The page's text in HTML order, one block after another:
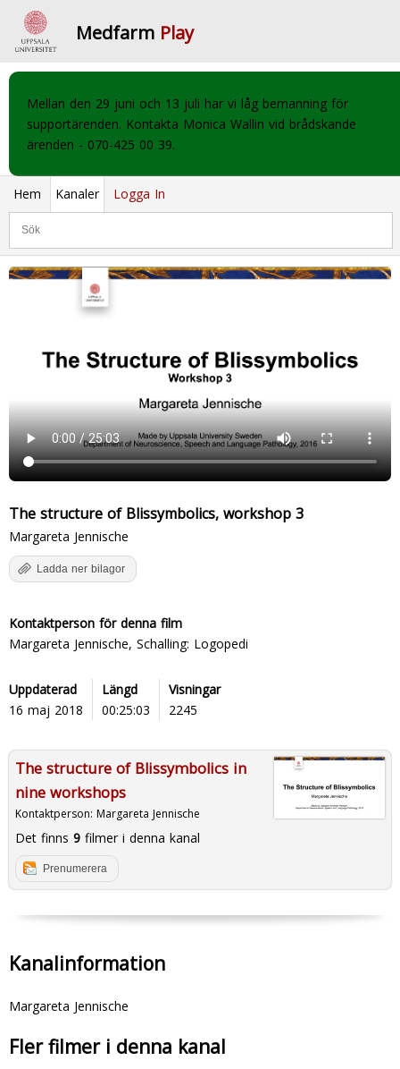
Medfarm Play
Mellan den 29 juni och 13 juli har vi låg bemanning för
supportärenden. Kontakta Monica Wallin vid brådskande
ärenden - 070-425 00 39.
Hem Kanaler Logga In
The structure of Blissymbolics, workshop 3
Margareta Jennische
Ladda ner bilagor
Kontaktperson för denna film
Margareta Jennische, Schalling: Logopedi
Uppdaterad
16 maj 2018
Längd
00:25:03
Visningar
2245
The structure of Blissymbolics in
nine workshops
Kontaktperson: Margareta Jennische
Det finns 9filmer i denna kanal
Prenumerera
Kanalinformation
Margareta Jennische
Fler filmer i denna kanal